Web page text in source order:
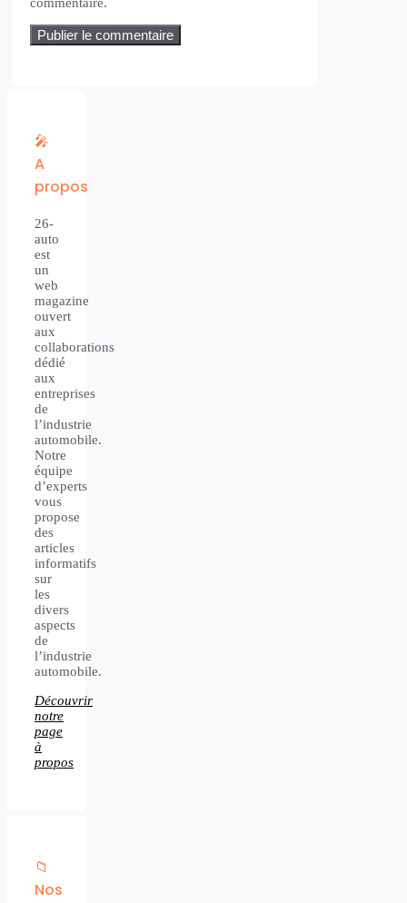
🎤
A
propos
26-
auto
est
un
web
magazine
ouvert
aux
collaborations
dédié
aux
entreprises
de
l’industrie
automobile.
Notre
équipe
d’experts
vous
propose
des
articles
informatifs
sur
les
divers
aspects
de
l’industrie
automobile.
Découvrir
notre
page
à
propos
📁
Nos